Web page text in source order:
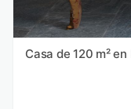
Casa de 120 m²